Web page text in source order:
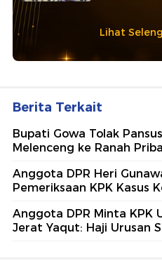
Lihat
Berita Terkait
Bupati Gowa Tolak
Melenceng ke Ranah
Anggota DPR Heri
Pemeriksaan KPK Kasus
Anggota DPR Minta KPK
Jerat Yaqut: Haji Urusan